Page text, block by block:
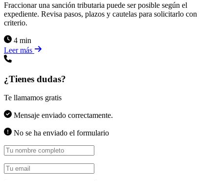
Fraccionar una sanción tributaria puede ser posible según el
expediente. Revisa pasos, plazos y cautelas para solicitarlo con
criterio.
4 min
Leer más
¿Tienes dudas?
Te llamamos gratis
Mensaje enviado correctamente.
No se ha enviado el formulario